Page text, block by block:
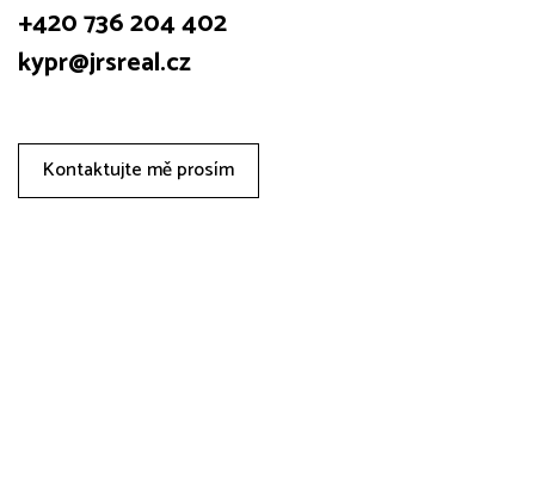
+420 736 204 402
kypr@jrsreal.cz
Kontaktujte mě prosím